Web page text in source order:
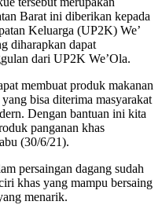
Barat ini diberikan kepada
Keluarga (UP2K) We’
diharapkan dapat
dari UP2K We’Ola.
membuat produk makanan
bisa diterima masyarakat
Dengan bantuan ini kita
panganan khas
(30/6/21).
persaingan dagang sudah
khas yang mampu bersaing
menarik.